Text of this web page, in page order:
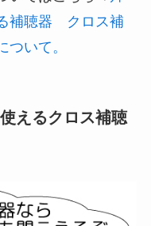
補聴器 クロス補
いて。
えるクロス補聴